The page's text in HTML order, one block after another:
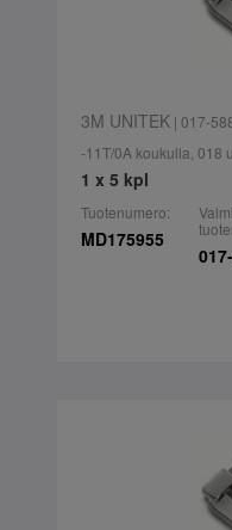
3M UNITEK| 017-
-11T/0A koukulla, 018
1 x 5 kpl
Tuotenumero:
MD175955